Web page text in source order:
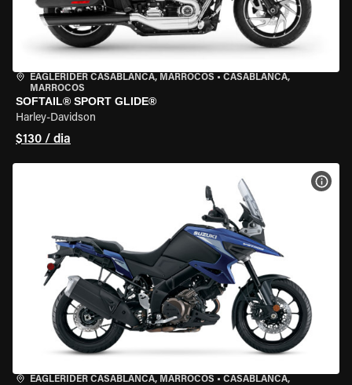
EAGLERIDER CASABLANCA, MARROCOS • CASABLANCA,
MARROCOS
SOFTAIL® SPORT GLIDE®
Harley-Davidson
$130 / dia
EAGLERIDER CASABLANCA, MARROCOS • CASABLANCA,
VER